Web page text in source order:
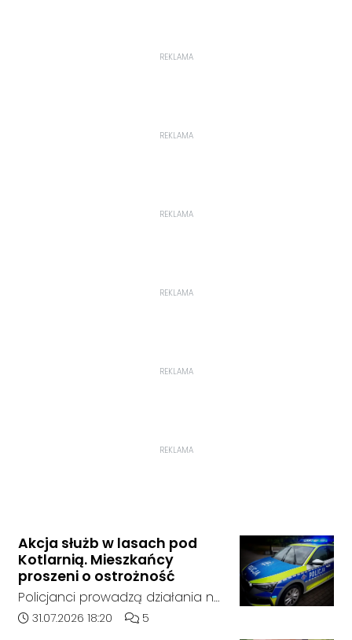
REKLAMA
REKLAMA
REKLAMA
REKLAMA
REKLAMA
REKLAMA
Akcja służb w lasach pod
Kotlarnią. Mieszkańcy
proszeni o ostrożność
Policjanci prowadzą działania na
terenie kompleksów leśnych w
Data dodania artykułu:
31.07.2026 18:20 Liczba komentarzy artykułu:
5